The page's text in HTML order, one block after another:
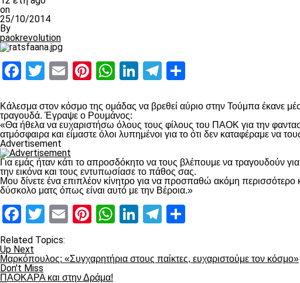
on
25/10/2014
By
paokrevolution
Facebook
Twitter
EmailPinterest
WhatsApp
LinkedIn
Telegram
Κάλεσμα στον κόσμο της ομάδας να βρεθεί αύριο στην Τούμπα έκανε
τραγουδά. Έγραψε ο Ρουμάνος:
«Θα ήθελα να ευχαριστήσω όλους τους φίλους του ΠΑΟΚ για την
ατμόσφαιρα και είμαστε όλοι λυπημένοι για το ότι δεν καταφέραμε να
Advertisement
Για εμάς ήταν κάτι το απροσδόκητο να τους βλέπουμε να τραγουδούν
την εικόνα και τους εντυπωσίασε το πάθος σας.
Μου δίνετε ένα επιπλέον κίνητρο για να προσπαθώ ακόμη
δύσκολο ματς όπως είναι αυτό με την Βέροια.»
Facebook
Twitter
EmailPinterest
WhatsApp
LinkedIn
Telegram
Related Topics:
Up Next
Μαρκόπουλος: «Συγχαρητήρια στους παίκτες, ευχαριστούμε τον κόσμο»
Don't Miss
ΠΑΟΚΑΡΑ και στην Δράμα!